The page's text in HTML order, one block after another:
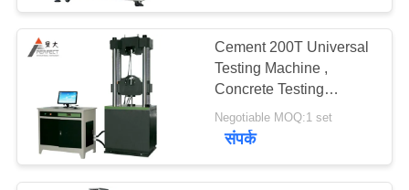
Cement 200T Universal
Testing Machine ,
Concrete Testing
Equipment Computer
Type
Negotiable MOQ:1 set
संपर्क